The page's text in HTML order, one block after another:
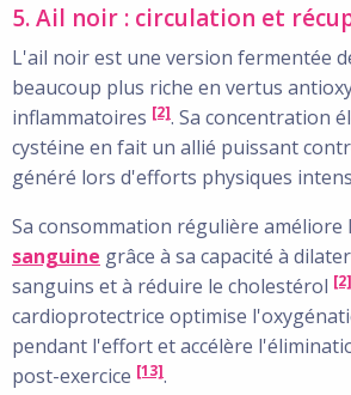
5. Ail noir : circulation et
L'ail noir est une version fermentée
beaucoup plus riche en vertus
inflammatoires [2]. Sa concentration
cystéine en fait un allié puissant
généré lors d'efforts physiques
Sa consommation régulière améliore
sanguine grâce à sa capacité à
sanguins et à réduire le cholestérol [2]
cardioprotectrice optimise
pendant l'effort et accélère
post-exercice [13].